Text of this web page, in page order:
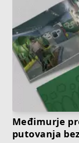
Međimurje
putovanja